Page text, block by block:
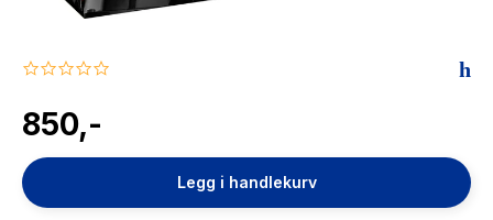
0.0
rating
850,-
Legg i handlekurv